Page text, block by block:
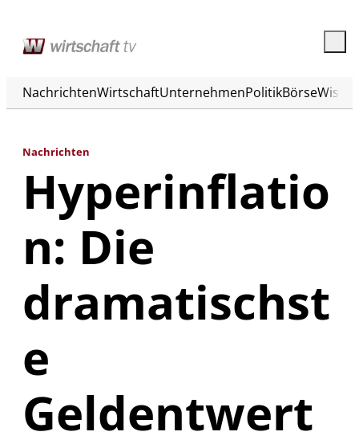
NachrichtenWirtschaftUnternehmenPolitikBörse
Nachrichten
Hyperinflatio
n: Die
dramatischst
e
Geldentwert